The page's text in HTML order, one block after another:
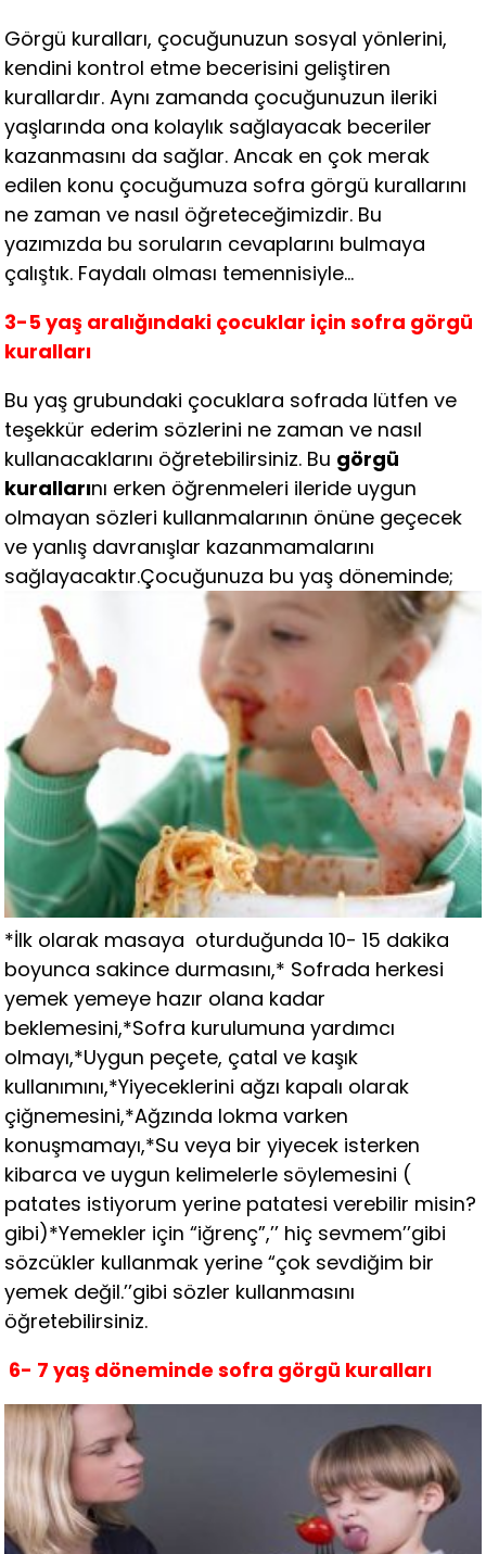
Görgü kuralları, çocuğunuzun sosyal yönlerini,
kendini kontrol etme becerisini geliştiren
kurallardır. Aynı zamanda çocuğunuzun ileriki
yaşlarında ona kolaylık sağlayacak beceriler
kazanmasını da sağlar. Ancak en çok merak
edilen konu çocuğumuza sofra görgü kurallarını
ne zaman ve nasıl öğreteceğimizdir. Bu
yazımızda bu soruların cevaplarını bulmaya
çalıştık. Faydalı olması temennisiyle…
3-5 yaş aralığındaki çocuklar için sofra görgü
kuralları
Bu yaş grubundaki çocuklara sofrada lütfen ve
teşekkür ederim sözlerini ne zaman ve nasıl
kullanacaklarını öğretebilirsiniz. Bu görgü
kurallarını erken öğrenmeleri ileride uygun
olmayan sözleri kullanmalarının önüne geçecek
ve yanlış davranışlar kazanmamalarını
sağlayacaktır.Çocuğunuza bu yaş döneminde;
*İlk olarak masaya oturduğunda 10- 15 dakika
boyunca sakince durmasını,* Sofrada herkesi
yemek yemeye hazır olana kadar
beklemesini,*Sofra kurulumuna yardımcı
olmayı,*Uygun peçete, çatal ve kaşık
kullanımını,*Yiyeceklerini ağzı kapalı olarak
çiğnemesini,*Ağzında lokma varken
konuşmamayı,*Su veya bir yiyecek isterken
kibarca ve uygun kelimelerle söylemesini (
patates istiyorum yerine patatesi verebilir misin?
gibi)*Yemekler için “iğrenç”,’’ hiç sevmem’’gibi
sözcükler kullanmak yerine “çok sevdiğim bir
yemek değil.’’gibi sözler kullanmasını
öğretebilirsiniz.
6- 7 yaş döneminde sofra görgü kuralları